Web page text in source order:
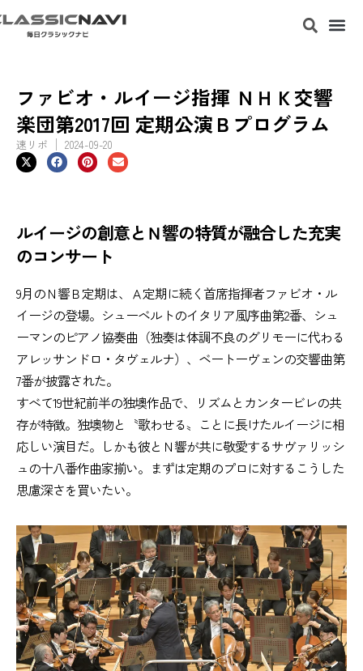
ファビオ・ルイージ指揮 ＮＨＫ交響
楽団第2017回 定期公演Ｂプログラム
速リポ 2024-09-20
ルイージの創意とＮ響の特質が融合した充実
のコンサート
9月のＮ響Ｂ定期は、Ａ定期に続く首席指揮者ファビオ・ル
イージの登場。シューベルトのイタリア風序曲第2番、シュ
ーマンのピアノ協奏曲（独奏は体調不良のグリモーに代わる
アレッサンドロ・タヴェルナ）、ベートーヴェンの交響曲第
7番が披露された。
すべて19世紀前半の独墺作品で、リズムとカンタービレの共
存が特徴。独墺物と〝歌わせる〟ことに長けたルイージに相
応しい演目だ。しかも彼とＮ響が共に敬愛するサヴァリッシ
ュの十八番作曲家揃い。まずは定期のプロに対するこうした
思慮深さを買いたい。